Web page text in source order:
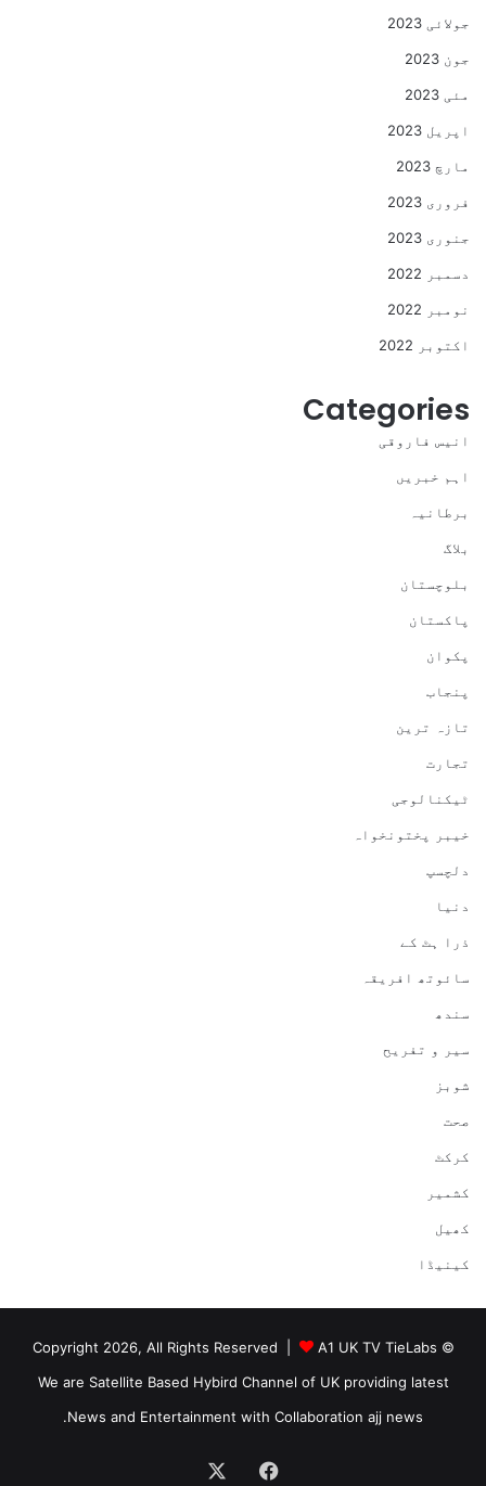
جولائی 2023
جون 2023
مئی 2023
اپریل 2023
مارچ 2023
فروری 2023
جنوری 2023
دسمبر 2022
نومبر 2022
اکتوبر 2022
Categories
انیس فاروقی
اہم خبریں
برطانیہ
بلاگ
بلوچستان
پاکستان
پکوان
پنجاب
تازہ ترین
تجارت
ٹیکنالوجی
خیبر پختونخواہ
دلچسپ
دنیا
ذرا ہٹ کے
سائوتھ افریقہ
سندھ
سیر و تفریح
شوبز
صحت
کرکٹ
کشمیر
کھیل
کینیڈا
© Copyright 2026, All Rights Reserved |
A1 UK TV TieLabs
We are Satellite Based Hybird Channel of UK providing latest
News and Entertainment with Collaboration ajj news.
Facebook